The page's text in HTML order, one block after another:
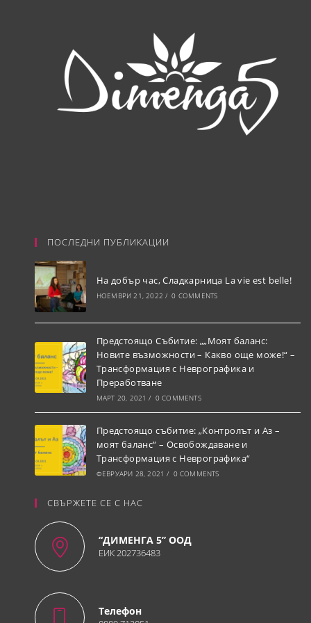
ПОСЛЕДНИ ПУБЛИКАЦИИ
На добър час, Сладкарница La vie est belle!
НОЕМВРИ 21, 2022 / 0 COMMENTS
Предстоящо Събитие: „„Моят баланс:
Новите възможности – Какво още може!“ –
Трансформация с Неврографика и
Преработване
МАРТ 20, 2021 / 0 COMMENTS
Предстоящо събитие: „Контролът и Аз –
моят баланс“ – Освобождаване и
Трансформация с Неврографика“
ФЕВРУАРИ 28, 2021 / 0 COMMENTS
СВЪРЖЕТЕ СЕ С НАС
“ДИМЕНГА 5” ООД
ЕИК 202736483
Телефон